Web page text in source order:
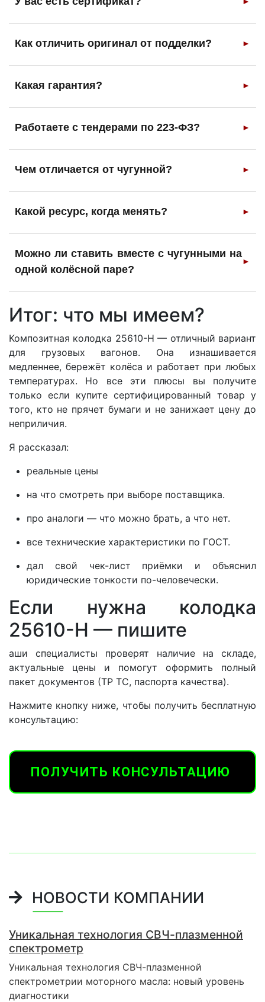
Как отличить оригинал от подделки? ►
Какая гарантия? ►
Работаете с тендерами по 223-ФЗ? ►
Чем отличается от чугунной? ►
Какой ресурс, когда менять? ►
Можно ли ставить вместе с чугунными на
одной колёсной паре?
►
Итог: что мы имеем?
Композитная колодка 25610-Н — отличный вариант
для грузовых вагонов. Она изнашивается
медленнее, бережёт колёса и работает при любых
температурах. Но все эти плюсы вы получите
только если купите сертифицированный товар у
того, кто не прячет бумаги и не занижает цену до
неприличия.
Я рассказал:
реальные цены
на что смотреть при выборе поставщика.
про аналоги — что можно брать, а что нет.
все технические характеристики по ГОСТ.
дал свой чек-лист приёмки и объяснил
юридические тонкости по-человечески.
Если нужна колодка
25610-Н — пишите
аши специалисты проверят наличие на складе,
актуальные цены и помогут оформить полный
пакет документов (ТР ТС, паспорта качества).
Нажмите кнопку ниже, чтобы получить бесплатную
консультацию:
ПОЛУЧИТЬ КОНСУЛЬТАЦИЮ
НОВОСТИ КОМПАНИИ
Уникальная технология СВЧ-плазменной
спектрометр
Уникальная технология СВЧ-плазменной
спектрометрии моторного масла: новый уровень
диагностики